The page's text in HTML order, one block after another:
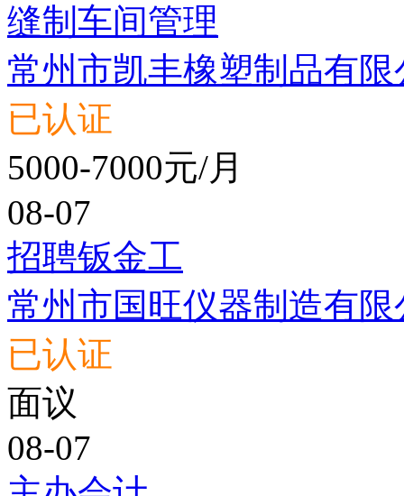
缝制车间管理
常州市凯丰橡塑制品有限
已认证
5000-7000元/月
08-07
招聘钣金工
常州市国旺仪器制造有限
已认证
面议
08-07